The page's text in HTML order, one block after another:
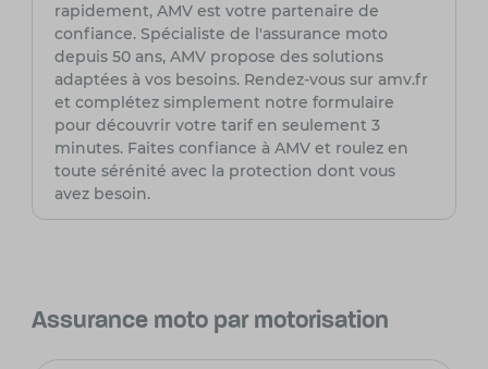
rapidement, AMV est votre partenaire de
confiance. Spécialiste de l'assurance moto
depuis 50 ans, AMV propose des solutions
adaptées à vos besoins. Rendez-vous sur amv.fr
et complétez simplement notre formulaire
pour découvrir votre tarif en seulement 3
minutes. Faites confiance à AMV et roulez en
toute sérénité avec la protection dont vous
avez besoin.
Assurance moto par motorisation